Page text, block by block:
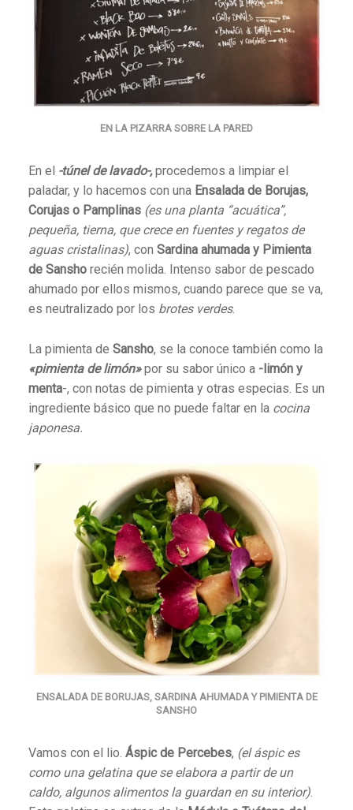
EN LA PIZARRA SOBRE LA PARED
En el -túnel de lavado-,procedemos a limpiar el
paladar, y lo hacemos con una Ensalada de Borujas,
Corujas o Pamplinas (es una planta “acuática”,
pequeña, tierna, que crece en fuentes y regatos de
aguas cristalinas), con Sardina ahumada y Pimienta
de Sanshorecién molida. Intenso sabor de pescado
ahumado por ellos mismos, cuando parece que se va,
es neutralizado por los brotes verdes.
La pimienta de Sansho, se la conoce también como la
«pimienta de limón»por su sabor único a -limón y
menta-, con notas de pimienta y otras especias. Es un
ingrediente básico que no puede faltar en la cocina
japonesa.
ENSALADA DE BORUJAS, SARDINA AHUMADA Y PIMIENTA DE
SANSHO
Vamos con el lio. Áspic de Percebes, (el áspic es
como una gelatina que se elabora a partir de un
caldo, algunos alimentos la guardan en su interior).